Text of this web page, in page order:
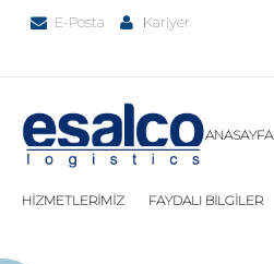
E-Posta Kariyer
ANASAYFA
HİZMETLERİMİZ FAYDALI BİLGİLER